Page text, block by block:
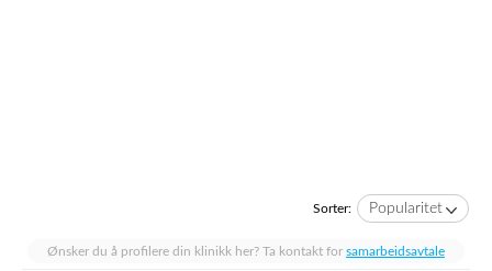
Sorter: Popularitet
Ønsker du å profilere din klinikk her? Ta kontakt for samarbeidsavtale